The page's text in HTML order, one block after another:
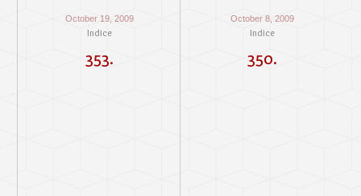
October 19, 2009
Indice
353.
October 8, 2009
Indice
350.